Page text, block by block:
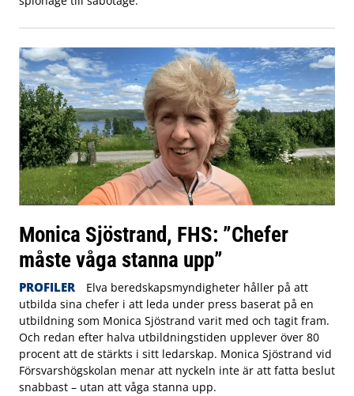
Monica Sjöstrand, FHS: ”Chefer
måste våga stanna upp”
PROFILER
Elva beredskapsmyndigheter håller på att
utbilda sina chefer i att leda under press baserat på en
utbildning som Monica Sjöstrand varit med och tagit fram.
Och redan efter halva utbildningstiden upplever över 80
procent att de stärkts i sitt ledarskap. Monica Sjöstrand vid
Försvarshögskolan menar att nyckeln inte är att fatta beslut
snabbast – utan att våga stanna upp.